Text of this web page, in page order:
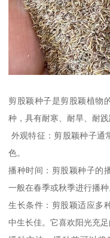
剪股颖种子是剪股颖植物
种，具有耐寒、耐旱、耐践
外观特征：剪股颖种子通
色。
播种时间：剪股颖种子的
一般在春季或秋季进行播种
生长条件：剪股颖适应多
中生长佳。它喜欢阳光充